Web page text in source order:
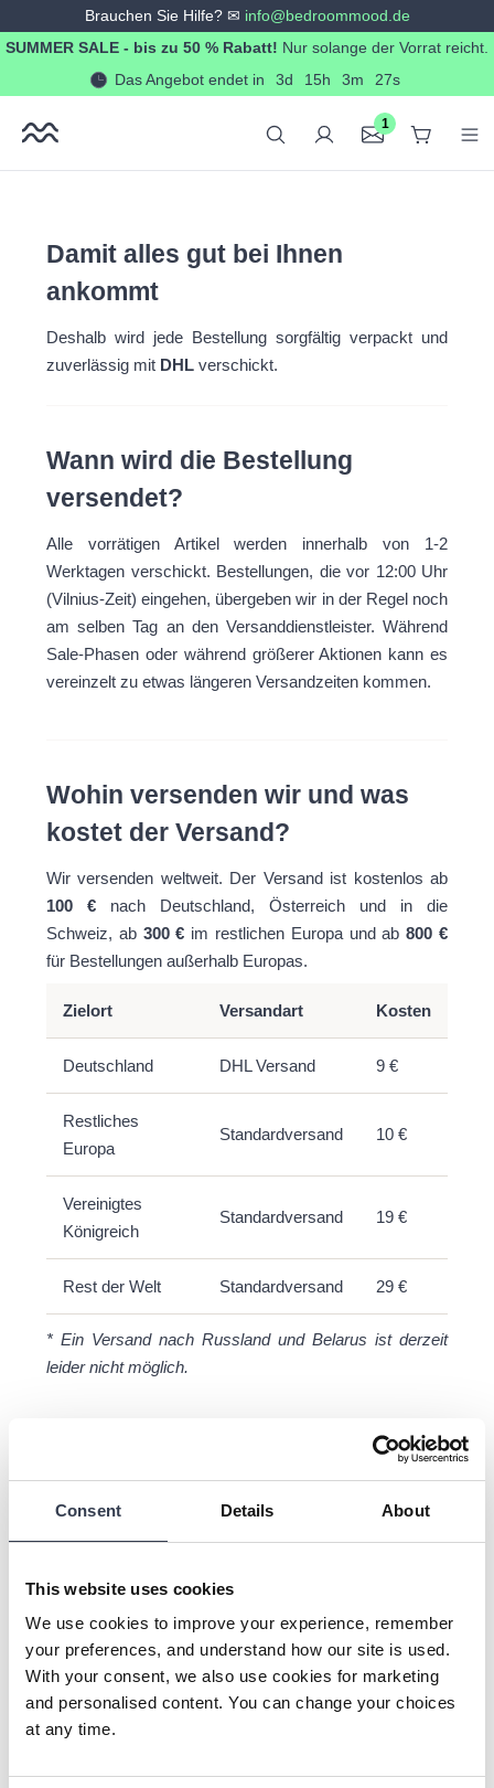
Consent Details About
This website uses cookies
We use cookies to improve your experience, remember
your preferences, and understand how our site is used.
With your consent, we also use cookies for marketing
and personalised content. You can change your choices
at any time.
springenBrauchen Sie Hilfe? ✉ info@bedroommood.de
SUMMER SALE - bis zu 50 % Rabatt! Nur solange der Vorrat reicht.
Das Angebot endet in
3d 15h 3m 27s
1
Damit alles gut bei Ihnen
ankommt
Deshalb wird jede Bestellung sorgfältig verpackt und
zuverlässig mit DHL verschickt.
Wann wird die Bestellung
versendet?
Alle vorrätigen Artikel werden innerhalb von 1-2
Werktagen verschickt. Bestellungen, die vor 12:00 Uhr
(Vilnius-Zeit) eingehen, übergeben wir in der Regel noch
am selben Tag an den Versanddienstleister. Während
Sale-Phasen oder während größerer Aktionen kann es
vereinzelt zu etwas längeren Versandzeiten kommen.
Wohin versenden wir und was
kostet der Versand?
Wir versenden weltweit. Der Versand ist kostenlos ab
100 € nach Deutschland, Österreich und in die
Schweiz, ab 300 € im restlichen Europa und ab800 €
für Bestellungen außerhalb Europas.
Zielort Versandart Kosten
Deutschland DHL Versand 9 €
Restliches
Europa
Standardversand 10 €
Vereinigtes
Königreich
Standardversand 19 €
Rest der Welt Standardversand 29 €
* Ein Versand nach Russland und Belarus ist derzeit
leider nicht möglich.
Wie lange dauert die Lieferung?
Bestellung so schnell wie möglich auf den Weg zu
Versanddienstleister oder Zollabwicklungen im Zielland
zu Verzögerungen kommen. Wenn eine
Expresslieferung gewünscht ist, hilft unser Team gerne
weiter.